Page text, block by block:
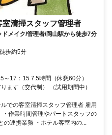
清掃スタッフ管理者
メイク/管理者/岡山駅から徒歩7分
歩約5分
17：15 7.5時間（休憩60分）
ます（交代制） （試用期間中）
での客室清掃スタッフ管理者 雇用
作業時間管理やパートスタッフの
の連携業務 ・ホテル客室内の...